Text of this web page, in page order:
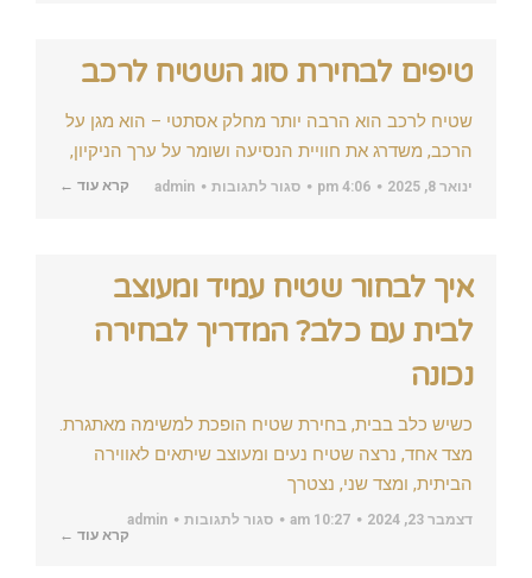
ובטיחות
הנסיעה
טיפים לבחירת סוג השטיח לרכב
שטיח לרכב הוא הרבה יותר מחלק אסתטי – הוא מגן על
הרכב, משדרג את חוויית הנסיעה ושומר על ערך הניקיון,
ינואר 8, 2025 4:06 pm סגור לתגובות על admin קרא עוד ←
איך לבחור שטיח עמיד ומעוצב
לבית עם כלב? המדריך לבחירה
נכונה
כשיש כלב בבית, בחירת שטיח הופכת למשימה מאתגרת.
מצד אחד, נרצה שטיח נעים ומעוצב שיתאים לאווירה
הביתית, ומצד שני, נצטרך
דצמבר 23, 2024 10:27 am סגור לתגובות על admin
קרא עוד ←